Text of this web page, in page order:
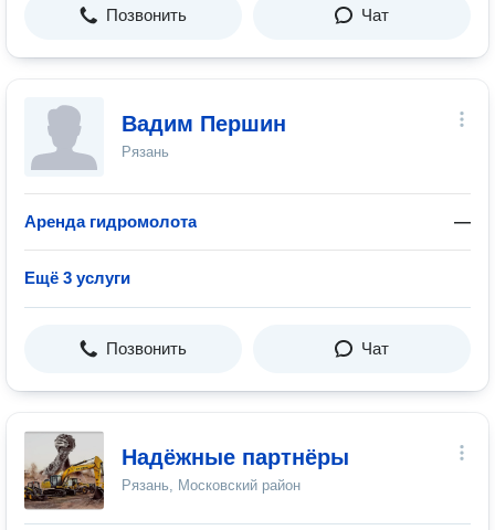
Позвонить Чат
Вадим Першин
Рязань
Аренда гидромолота —
Ещё 3 услуги
Позвонить Чат
Надёжные партнёры
Рязань, Московский район